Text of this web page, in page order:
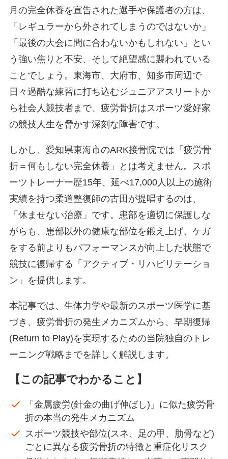
月の完全休養を宣告された選手や保護者の方は、
「レギュラーから外されてしまうのではないか」
「最後の大会に間に合わないかもしれない」とい
う強い焦りと不安、そして絶望感に襲われている
ことでしょう。東海市、大府市、知多市周辺で
日々過酷な練習に打ち込むジュニアアスリートか
ら社会人競技者まで、疲労骨折はスポーツ愛好家
の競技人生を脅かす深刻な障害です。
しかし、愛知県東海市のARK接骨院では「疲労骨
折＝何もしない完全休養」とは考えません。スポ
ーツトレーナー歴15年、延べ17,000人以上の施術
実績を持つ柔道整復師の古田が提唱するのは、
「休ませない治療」です。患部を適切に保護しな
がらも、患部以外の健康な部位を鍛え上げ、ケガ
をする前よりもパフォーマンスが向上した状態で
競技に復帰する「アクティブ・リハビリテーショ
ン」を提供します。
本記事では、生体力学や最新のスポーツ医学に基
づき、疲労骨折の発生メカニズムから、早期復帰
(Return to Play)を実現するための当院独自のトレ
ーニング戦略までを詳しく解説します。
【この記事でわかること】
「金属疲労(針金の曲げ伸ばし)」に似た疲労骨
折の本当の発生メカニズム
スポーツ競技や部位(スネ、足の甲、肋骨など)
ごとに異なる疲労骨折の特徴と重症化リスク